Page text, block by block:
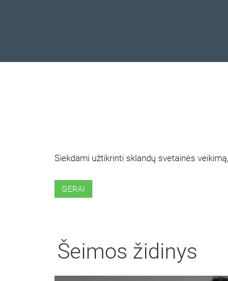
Siekdami užtikrinti sklandų svetainės
GERAI
Šeimos židinys